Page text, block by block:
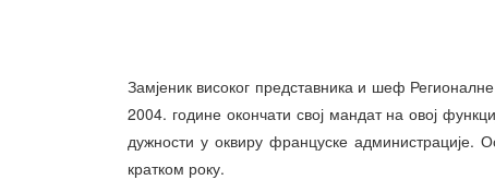
Замјеник високог представника и шеф
2004. године окончати свој мандат на овој
дужности у оквиру француске администрације.
кратком року.